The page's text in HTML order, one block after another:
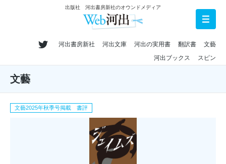
出版社 河出書房新社のオウンドメディア
河出書房新社 河出文庫 河出の実用書 翻訳書
文藝
河出ブックス
スピン
文藝
文藝2025年秋季号掲載 書評